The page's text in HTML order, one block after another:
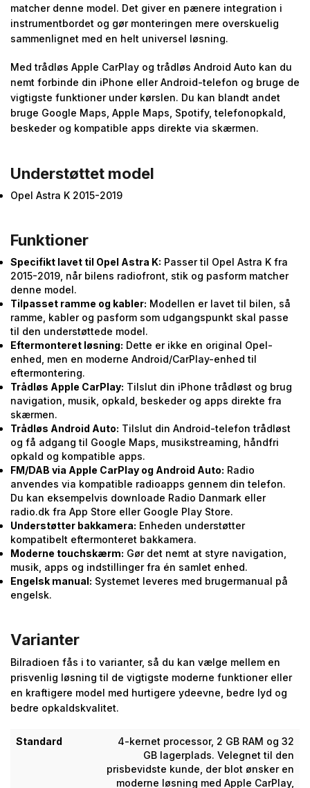
matcher denne model. Det giver en pænere integration i
instrumentbordet og gør monteringen mere overskuelig
sammenlignet med en helt universel løsning.
Med trådløs Apple CarPlay og trådløs Android Auto kan du
nemt forbinde din iPhone eller Android-telefon og bruge de
vigtigste funktioner under kørslen. Du kan blandt andet
bruge Google Maps, Apple Maps, Spotify, telefonopkald,
beskeder og kompatible apps direkte via skærmen.
Understøttet model
Opel Astra K 2015-2019
Funktioner
Specifikt lavet til Opel Astra K: Passer til Opel Astra K fra
2015-2019, når bilens radiofront, stik og pasform matcher
denne model.
Tilpasset ramme og kabler: Modellen er lavet til bilen, så
ramme, kabler og pasform som udgangspunkt skal passe
til den understøttede model.
Eftermonteret løsning: Dette er ikke en original Opel-
enhed, men en moderne Android/CarPlay-enhed til
eftermontering.
Trådløs Apple CarPlay: Tilslut din iPhone trådløst og brug
navigation, musik, opkald, beskeder og apps direkte fra
skærmen.
Trådløs Android Auto: Tilslut din Android-telefon trådløst
og få adgang til Google Maps, musikstreaming, håndfri
opkald og kompatible apps.
FM/DAB via Apple CarPlay og Android Auto: Radio
anvendes via kompatible radioapps gennem din telefon.
Du kan eksempelvis downloade Radio Danmark eller
radio.dk fra App Store eller Google Play Store.
Understøtter bakkamera: Enheden understøtter
kompatibelt eftermonteret bakkamera.
Moderne touchskærm: Gør det nemt at styre navigation,
musik, apps og indstillinger fra én samlet enhed.
Engelsk manual: Systemet leveres med brugermanual på
engelsk.
Varianter
Bilradioen fås i to varianter, så du kan vælge mellem en
prisvenlig løsning til de vigtigste moderne funktioner eller
en kraftigere model med hurtigere ydeevne, bedre lyd og
bedre opkaldskvalitet.
Standard
4-kernet processor, 2 GB RAM og 32
GB lagerplads. Velegnet til den
prisbevidste kunde, der blot ønsker en
moderne løsning med Apple CarPlay,